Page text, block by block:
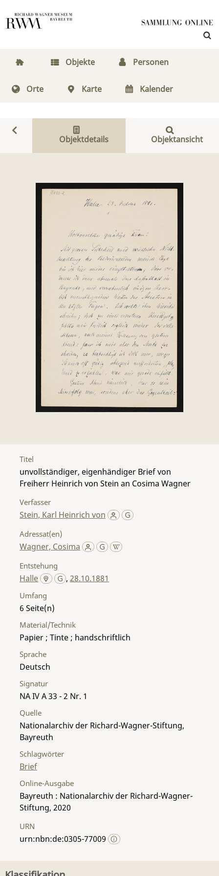
Objekte Personen
Orte Karte Kalender
Objektdetails Objektansicht
Titel
unvollständiger, eigenhändiger Brief von
Freiherr Heinrich von Stein an Cosima Wagner
Verfasser
Stein, Karl Heinrich von
Adressat(en)
Wagner, Cosima
Entstehung
Halle ,28.10.1881
Umfang
6
Material/Technik
Papier ; Tinte ; handschriftlich
Sprache
Deutsch
Signatur
NA IV A 33 - 2 Nr. 1
Quelle
Nationalarchiv der Richard-Wagner-Stiftung,
Bayreuth
Schlagwörter
Brief
Online-Ausgabe
Bayreuth : Nationalarchiv der Richard-Wagner-
Stiftung, 2020
URN
urn:nbn:de:0305-77009